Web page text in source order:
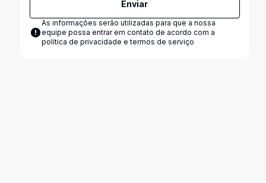
Enviar
As informações serão utilizadas para que a nossa
equipe possa entrar em contato de acordo com a
política de privacidade e termos de serviço